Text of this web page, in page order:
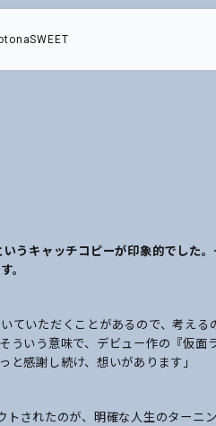
キャッチコピーが印象的でした
。
いていただくことがあるので、考え
ういう意味で、デビュー作の『仮
と感謝し続け、想いがあります」
トされたのが、明確な人生のター